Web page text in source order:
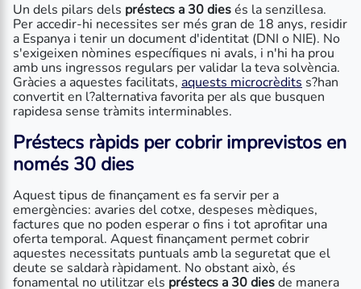
Un dels pilars dels préstecs a 30 diesés la senzillesa.
Per accedir-hi necessites ser més gran de 18 anys, residir
a Espanya i tenir un document d'identitat (DNI o NIE). No
s'exigeixen nòmines específiques ni avals, i n'hi ha prou
amb uns ingressos regulars per validar la teva solvència.
Gràcies a aquestes facilitats, aquests microcrèdits s?han
convertit en l?alternativa favorita per als que busquen
rapidesa sense tràmits interminables.
Préstecs ràpids per cobrir imprevistos en
només 30 dies
Aquest tipus de finançament es fa servir per a
emergències: avaries del cotxe, despeses mèdiques,
factures que no poden esperar o fins i tot aprofitar una
oferta temporal. Aquest finançament permet cobrir
aquestes necessitats puntuals amb la seguretat que el
deute se saldarà ràpidament. No obstant això, és
fonamental no utilitzar els préstecs a 30 diesde manera